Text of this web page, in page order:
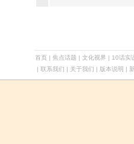
首页 | 焦点话题 | 文化视界 | 10话实
| 联系我们 | 关于我们 | 版本说明 |